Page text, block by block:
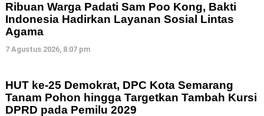
Ribuan Warga Padati Sam Poo Kong, Bakti
Indonesia Hadirkan Layanan Sosial Lintas
Agama
7 Agustus 2026, 8:07 pm
HUT ke-25 Demokrat, DPC Kota Semarang
Tanam Pohon hingga Targetkan Tambah Kursi
DPRD pada Pemilu 2029